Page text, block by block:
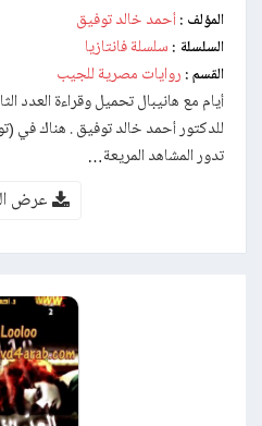
المؤلف : أحمد خالد توفيق
السلسلة : سلسلة فانتازيا
القسم : روايات مصرية للجيب
أيام مع هانيبال تحميل وقراءة العدد
للدكتور أحمد خالد توفيق . هناك في
تدور المشاهد المريعة…
عرض